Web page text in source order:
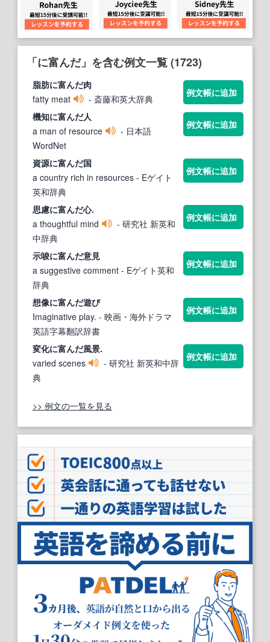
「に富んだ」を含む例文一覧 (1723)
脂肪に富んだ肉
fatty meat
- 斎藤和英大辞典
例文帳に追加
機知に富んだ人
a man of resource
- 日本語
WordNet
例文帳に追加
資源に富んだ国
a country rich in resources - Eゲイト
英和辞典
例文帳に追加
思慮に富んだ心.
a thoughtful mind
- 研究社 新英和
中辞典
例文帳に追加
示唆に富んだ意見
a suggestive comment - Eゲイト英和
辞典
例文帳に追加
想像に富んだ遊び
Imaginative play. - 映画・海外ドラマ
英語字幕翻訳辞書
例文帳に追加
変化に富んだ風景.
varied scenes
- 研究社 新英和中辞
典
例文帳に追加
>> 例文の一覧を見る